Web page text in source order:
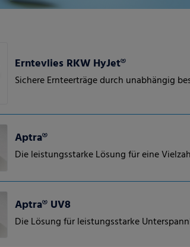
Erntevlies RKW HyJet®
Sichere Ernteerträge durch unabhängig
Aptra®
Die leistungsstarke Lösung für eine
Aptra® UV8
Die Lösung für leistungsstarke